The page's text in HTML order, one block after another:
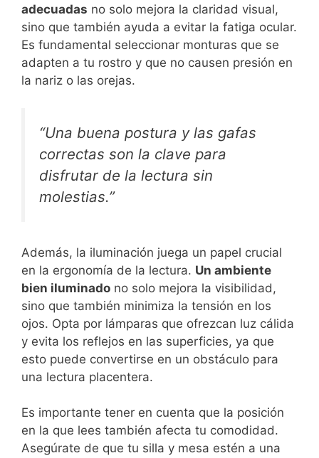
adecuadas no solo mejora la claridad visual,
sino que también ayuda a evitar la fatiga ocular.
Es fundamental seleccionar monturas que se
adapten a tu rostro y que no causen presión en
la nariz o las orejas.
“Una buena postura y las gafas
correctas son la clave para
disfrutar de la lectura sin
molestias.”
Además, la iluminación juega un papel crucial
en la ergonomía de la lectura. Un ambiente
bien iluminado no solo mejora la visibilidad,
sino que también minimiza la tensión en los
ojos. Opta por lámparas que ofrezcan luz cálida
y evita los reflejos en las superficies, ya que
esto puede convertirse en un obstáculo para
una lectura placentera.
Es importante tener en cuenta que la posición
en la que lees también afecta tu comodidad.
Asegúrate de que tu silla y mesa estén a una